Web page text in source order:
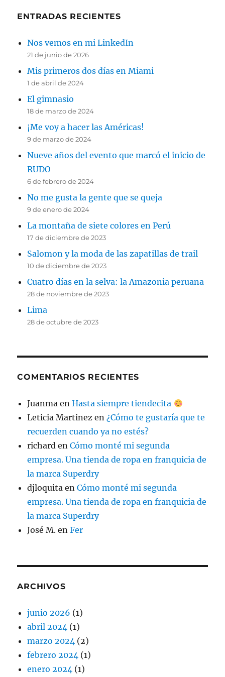
ENTRADAS RECIENTES
Nos vemos en mi LinkedIn
21 de junio de 2026
Mis primeros dos días en Miami
1 de abril de 2024
El gimnasio
18 de marzo de 2024
¡Me voy a hacer las Américas!
9 de marzo de 2024
Nueve años del evento que marcó el inicio de
RUDO
6 de febrero de 2024
No me gusta la gente que se queja
9 de enero de 2024
La montaña de siete colores en Perú
17 de diciembre de 2023
Salomon y la moda de las zapatillas de trail
10 de diciembre de 2023
Cuatro días en la selva: la Amazonia peruana
28 de noviembre de 2023
Lima
28 de octubre de 2023
COMENTARIOS RECIENTES
Juanma enHasta siempre tiendecita
Leticia Martinez en¿Cómo te gustaría que te
recuerden cuando ya no estés?
richard enCómo monté mi segunda
empresa. Una tienda de ropa en franquicia de
la marca Superdry
djloquita enCómo monté mi segunda
empresa. Una tienda de ropa en franquicia de
la marca Superdry
José M. enFer
ARCHIVOS
junio 2026 (1)
abril 2024 (1)
marzo 2024 (2)
febrero 2024 (1)
enero 2024 (1)